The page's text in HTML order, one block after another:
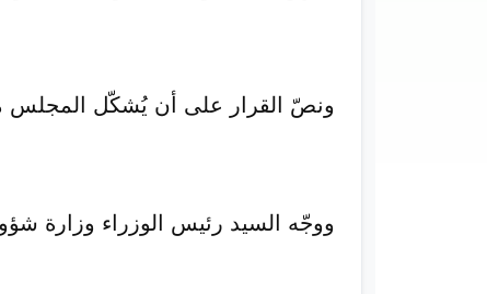
ونصّ القرار على أن يُشكّل المجلس من (23) عضواً برئاسة البروفيسور محمد الفاضل
ووجّه السيد رئيس الوزراء وزارة